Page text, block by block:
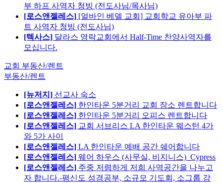
부 하프 사역자 청빙 (전도사님/목사님)
[로스앤젤레스] [얼바인 베델 교회] 교회학교 유아부 파
트 사역자 청빙 (전도사님)
[텍사스] 달라스 영락교회에서 Half-Time 찬양사역자를
모십니다.
교회 부동산/렌트
부동산/렌트
[뉴저지] 선교사 숙소
[로스앤젤레스] 한인타운 5분거리 교회 장소 렌트합니다
[로스앤젤레스] 한인타운 5분거리 오피스 렌트합니다
[로스앤젤레스] 교회 서브리스 LA 한인타운 웨스턴 4가
와 5가 사이
[로스앤젤레스] LA 한인타운 예배 공간 쉐어합니다
[로스앤젤레스] 웨어 하우스 (사무실, 비지니스)_Cypress
[로스앤젤레스] 주중 저렴하게 저희 사역공간을 나누고
자 합니다.-평신도 성경공부, 소규모 기도회, 소그룹 강